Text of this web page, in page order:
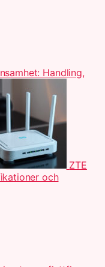
Handling,
ZTE
och